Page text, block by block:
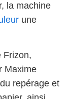
la machine
une
Frizon,
Maxime
repérage et